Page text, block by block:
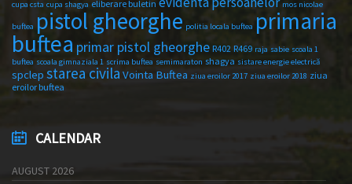
cupa csta cupa shagya eliberare buletin mos nicolae
buftea pistol gheorghe politia locala buftea primaria
buftea primar pistol gheorghe R402 R469 raja sabie scoala 1
buftea scoala gimnaziala 1 scrima buftea semimaraton shagya sistare energie electrică
spclep starea civila Vointa Buftea ziua eroilor 2017 ziua eroilor 2018 ziua
eroilor buftea
CALENDAR
AUGUST 2026